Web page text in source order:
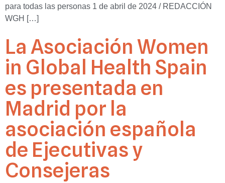
para todas las personas 1 de abril de 2024 / REDACCIÓN
WGH […]
La Asociación Women
in Global Health Spain
es presentada en
Madrid por la
asociación española
de Ejecutivas y
Consejeras